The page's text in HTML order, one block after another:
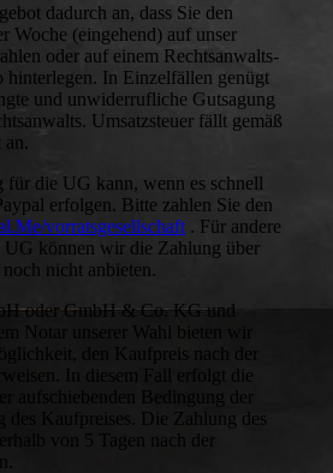
dadurch an, dass Sie den
Woche (eingehend) auf unser
oder auf einem Rechtsanwalts-
hinterlegen. In Einzelfällen genügt
und unwiderrufliche Gutsagung
Umsatzsteuer fällt gemäß
an.
für die UG kann, wenn es schnell
erfolgen. Bitte zahlen Sie den
vorratsgesellschaft . Für andere
UG können wir die Zahlung über
nicht anbieten.
oder GmbH & Co. KG und
Notar unserer Wahl bieten wir
den Kaufpreis nach der
In diesem Fall erfolgt die
aufschiebenden Bedingung der
des Kaufpreises. Die Zahlung des
von 5 Tagen nach der